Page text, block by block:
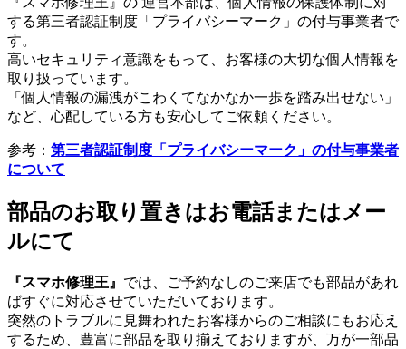
する第三者認証制度「プライバシーマーク」の付与事業者で
す。
高いセキュリティ意識をもって、お客様の大切な個人情報を
取り扱っています。
「個人情報の漏洩がこわくてなかなか一歩を踏み出せない」
など、心配している方も安心してご依頼ください。
参考： 第三者認証制度「プライバシーマーク」の付与事業者
について
部品のお取り置きはお電話またはメー
ルにて
『スマホ修理王』 では、ご予約なしのご来店でも部品があれ
ばすぐに対応させていただいております。
突然のトラブルに見舞われたお客様からのご相談にもお応え
するため、豊富に部品を取り揃えておりますが、万が一部品